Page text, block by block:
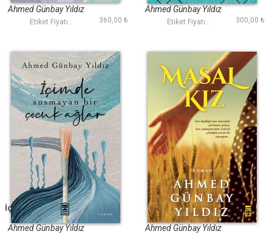
Ahmed Günbay Yıldız
Etiket Fiyatı : 360,00 ₺
Ahmed Günbay Yıldız
Etiket Fiyatı : 300,00 ₺
İçimde Susmayan Bir
Çocuk Ağlar
Ahmed Günbay Yıldız
Masal Kız
Ahmed Günbay Yıldız